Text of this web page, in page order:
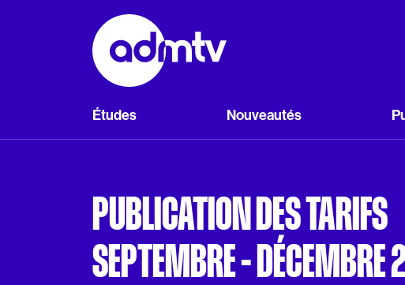
Aller au contenu principal
Études Nouveautés
PUBLICATION DES TARIFS
SEPTEMBRE -